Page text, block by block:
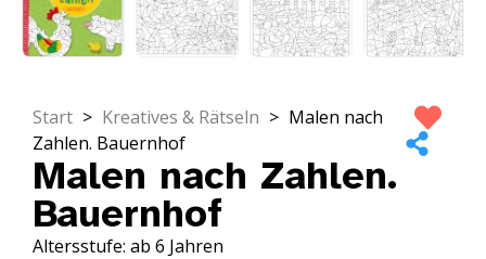
Start > Kreatives & Rätseln > Malen nach
Zahlen. Bauernhof
Malen nach Zahlen.
Bauernhof
Altersstufe: ab 6 Jahren